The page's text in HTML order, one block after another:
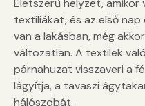
Életszerű helyzet, amikor
textíliákat, és az első
van a lakásban, még
változatlan. A textilek
párnahuzat visszaveri a
lágyítja, a tavaszi
hálószobát.